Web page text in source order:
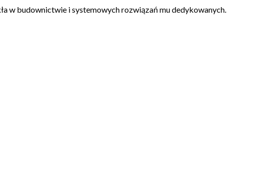
w budownictwie i systemowych rozwiązań mu dedykowanych.